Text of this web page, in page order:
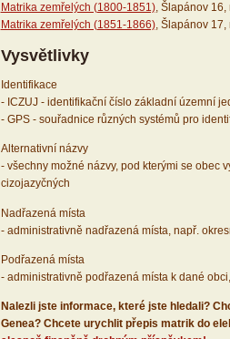
Matrika zemřelých (1800-1851), Šlapánov 16,
Matrika zemřelých (1851-1866), Šlapánov 17,
Vysvětlivky
Identifikace
- ICZUJ - identifikační číslo základní územní
- GPS - souřadnice různých systémů pro
Alternativní názvy
- všechny možné názvy, pod kterými se obec
cizojazyčných
Nadřazená místa
- administrativně nadřazená místa, např.
Podřazená místa
- administrativně podřazená místa k dané
Nalezli jste informace, které jste hledali?
Genea? Chcete urychlit přepis matrik do